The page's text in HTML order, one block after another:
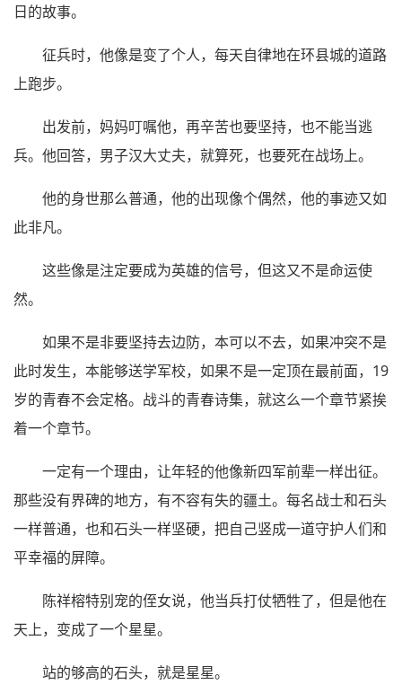
日的故事。
征兵时，他像是变了个人，每天自律地在环县城的道路
上跑步。
出发前，妈妈叮嘱他，再辛苦也要坚持，也不能当逃
兵。他回答，男子汉大丈夫，就算死，也要死在战场上。
他的身世那么普通，他的出现像个偶然，他的事迹又如
此非凡。
这些像是注定要成为英雄的信号，但这又不是命运使
然。
如果不是非要坚持去边防，本可以不去，如果冲突不是
此时发生，本能够送学军校，如果不是一定顶在最前面，19
岁的青春不会定格。战斗的青春诗集，就这么一个章节紧挨
着一个章节。
一定有一个理由，让年轻的他像新四军前辈一样出征。
那些没有界碑的地方，有不容有失的疆土。每名战士和石头
一样普通，也和石头一样坚硬，把自己竖成一道守护人们和
平幸福的屏障。
陈祥榕特别宠的侄女说，他当兵打仗牺牲了，但是他在
天上，变成了一个星星。
站的够高的石头，就是星星。